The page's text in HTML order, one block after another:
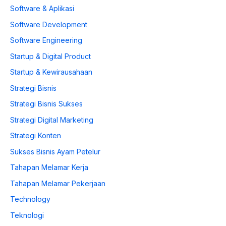
Software & Aplikasi
Software Development
Software Engineering
Startup & Digital Product
Startup & Kewirausahaan
Strategi Bisnis
Strategi Bisnis Sukses
Strategi Digital Marketing
Strategi Konten
Sukses Bisnis Ayam Petelur
Tahapan Melamar Kerja
Tahapan Melamar Pekerjaan
Technology
Teknologi